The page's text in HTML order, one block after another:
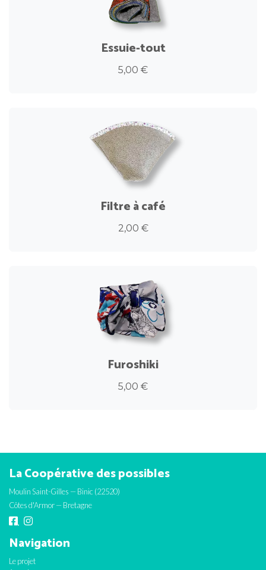
Essuie-tout
5,00 €
Filtre à café
2,00 €
Furoshiki
5,00 €
La Coopérative des possibles
Moulin Saint-Gilles — Binic (22520)
Côtes d'Armor — Bretagne
Navigation
Le projet